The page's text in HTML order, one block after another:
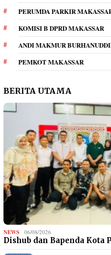
PERUMDA PARKIR
KOMISI B DPRD MAKASSAR
ANDI MAKMUR
PEMKOT MAKASSAR
BERITA UTAMA
NEWS 06/08/2026
Dishub dan Bapenda Kota